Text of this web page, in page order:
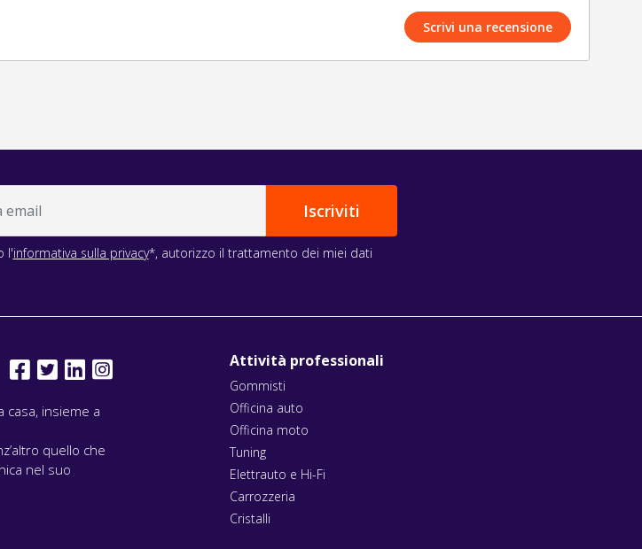
Scrivi una recensione
l'informativa sulla privacy*, autorizzo il trattamento dei miei dati
casa, insieme a
quello che
nel suo
Attività professionali
Gommisti
Officina auto
Officina moto
Tuning
Elettrauto e Hi-Fi
Carrozzeria
Cristalli